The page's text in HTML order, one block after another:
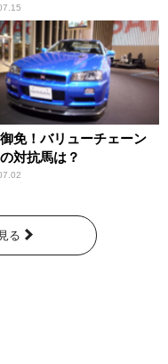
免！バリューチェーン
対抗馬は？
る